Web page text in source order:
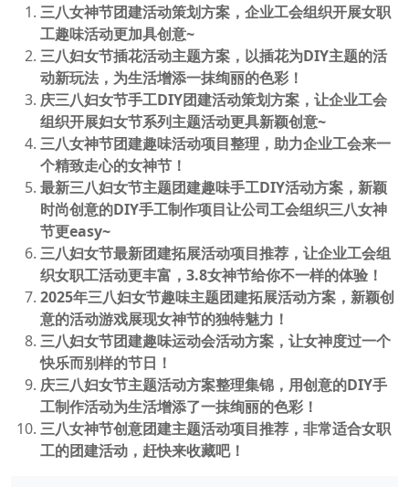
三八女神节团建活动策划方案，企业工会组织开展女职
工趣味活动更加具创意~
三八妇女节插花活动主题方案，以插花为DIY主题的活
动新玩法，为生活增添一抹绚丽的色彩！
庆三八妇女节手工DIY团建活动策划方案，让企业工会
组织开展妇女节系列主题活动更具新颖创意~
三八女神节团建趣味活动项目整理，助力企业工会来一
个精致走心的女神节！
最新三八妇女节主题团建趣味手工DIY活动方案，新颖
时尚创意的DIY手工制作项目让公司工会组织三八女神
节更easy~
三八妇女节最新团建拓展活动项目推荐，让企业工会组
织女职工活动更丰富，3.8女神节给你不一样的体验！
2025年三八妇女节趣味主题团建拓展活动方案，新颖创
意的活动游戏展现女神节的独特魅力！
三八妇女节团建趣味运动会活动方案，让女神度过一个
快乐而别样的节日！
庆三八妇女节主题活动方案整理集锦，用创意的DIY手
工制作活动为生活增添了一抹绚丽的色彩！
三八女神节创意团建主题活动项目推荐，非常适合女职
工的团建活动，赶快来收藏吧！